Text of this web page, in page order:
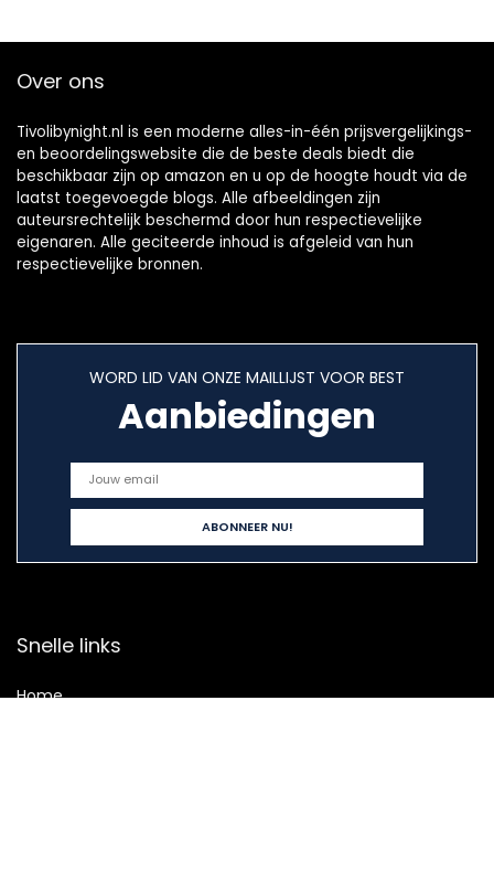
Over ons
Tivolibynight.nl is een moderne alles-in-één prijsvergelijkings-
en beoordelingswebsite die de beste deals biedt die
beschikbaar zijn op amazon en u op de hoogte houdt via de
laatst toegevoegde blogs. Alle afbeeldingen zijn
auteursrechtelijk beschermd door hun respectievelijke
eigenaren. Alle geciteerde inhoud is afgeleid van hun
respectievelijke bronnen.
WORD LID VAN ONZE MAILLIJST VOOR BEST
Aanbiedingen
Snelle links
Home